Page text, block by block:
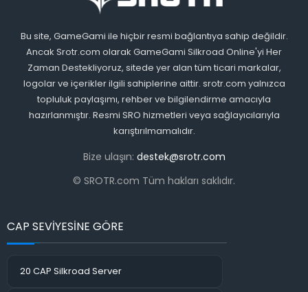
Bu site, GameGami ile hiçbir resmi bağlantıya sahip değildir.
Ancak Srotr.com olarak GameGami Silkroad Online'yi Her
Zaman Destekliyoruz, sitede yer alan tüm ticari markalar,
logolar ve içerikler ilgili sahiplerine aittir. srotr.com yalnızca
topluluk paylaşımı, rehber ve bilgilendirme amacıyla
hazırlanmıştır. Resmi SRO hizmetleri veya sağlayıcılarıyla
karıştırılmamalıdır.
Bize ulaşın: destek@srotr.com
© SROTR.com Tüm hakları saklıdır.
CAP SEVİYESİNE GÖRE
20 CAP Silkroad Server